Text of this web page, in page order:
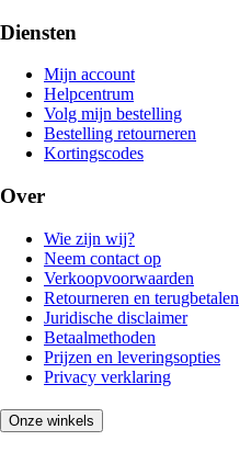
Diensten
Mijn account
Helpcentrum
Volg mijn bestelling
Bestelling retourneren
Kortingscodes
Over
Wie zijn wij?
Neem contact op
Verkoopvoorwaarden
Retourneren en terugbetalen
Juridische disclaimer
Betaalmethoden
Prijzen en leveringsopties
Privacy verklaring
Onze winkels